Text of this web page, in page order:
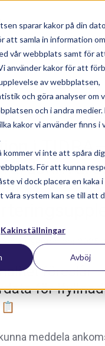
sparar kakor på din
att samla in information
vår webbplats samt för
använder kakor för att
av webbplatsen,
och göra analyser om
och i andra medier.
kakor vi använder finns i
kommer vi inte att spåra
För att kunna
vi dock placera en kaka i
våra system kan se till att
Kakinställningar
Avböj
i
11 september 2025
föreslår
för
meddela